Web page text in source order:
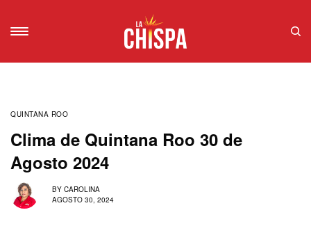
QUINTANA ROO
Clima de Quintana Roo 30 de
Agosto 2024
BY CAROLINA
AGOSTO 30, 2024